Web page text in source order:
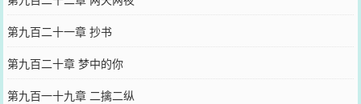
第九百二十一章 抄书
第九百二十章 梦中的你
第九百一十九章 二擒二纵